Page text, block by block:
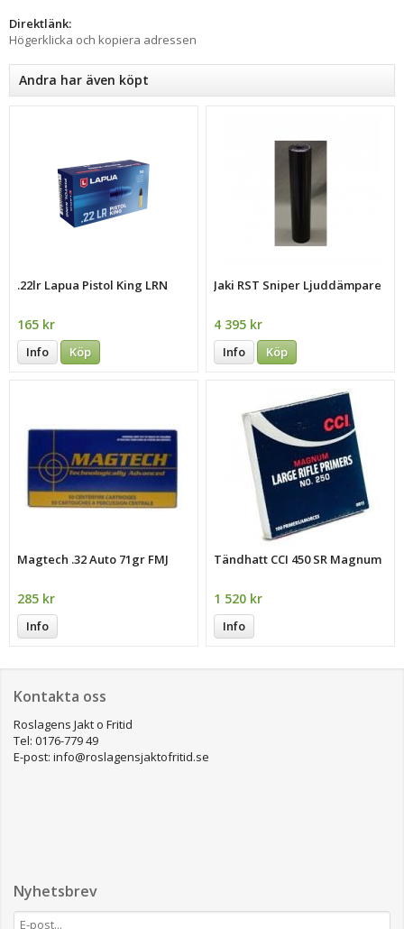
Direktlänk:
Högerklicka och kopiera adressen
Andra har även köpt
.22lr Lapua Pistol King LRN
165 kr
Info Köp
Jaki RST Sniper Ljuddämpare
4 395 kr
Info Köp
Magtech .32 Auto 71gr FMJ
285 kr
Info
Tändhatt CCI 450 SR Magnum
1 520 kr
Info
Kontakta oss
Roslagens Jakt o Fritid
Tel: 0176-779 49
E-post: info@roslagensjaktofritid.se
Nyhetsbrev